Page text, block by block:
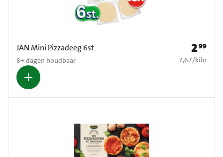
JAN Mini Pizzadeeg 6st
8+ dagen houdbaar
Prijs: €
299
€ 7,67 per kilo
7,67/kilo